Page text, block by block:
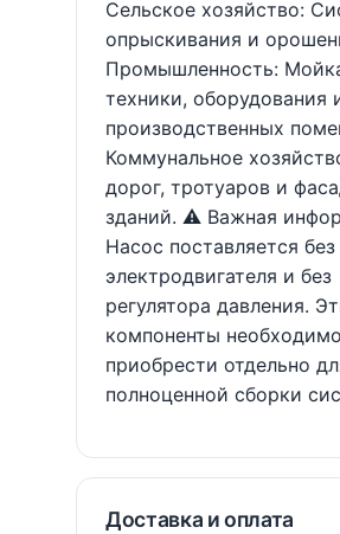
Сельское хозяйство:
опрыскивания и
Промышленность:
техники, оборудования
производственных
Коммунальное
дорог, тротуаров и
зданий. ⚠️ Важная
Насос поставляется без
электродвигателя и без
регулятора давления.
компоненты необходимо
приобрести отдельно
полноценной сборки
Доставка и оплата